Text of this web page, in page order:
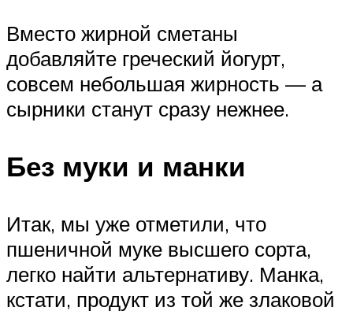
Вместо жирной сметаны
добавляйте греческий йогурт,
совсем небольшая жирность — а
сырники станут сразу нежнее.
Без муки и манки
Итак, мы уже отметили, что
пшеничной муке высшего сорта,
легко найти альтернативу. Манка,
кстати, продукт из той же злаковой